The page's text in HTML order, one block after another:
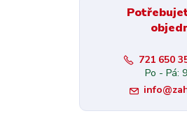
721 650
Po - Pá: